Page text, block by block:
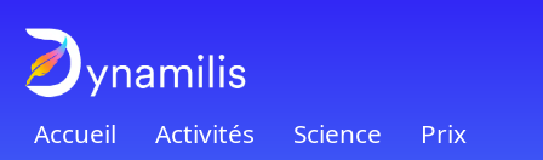
Accueil Activités Science
Prix